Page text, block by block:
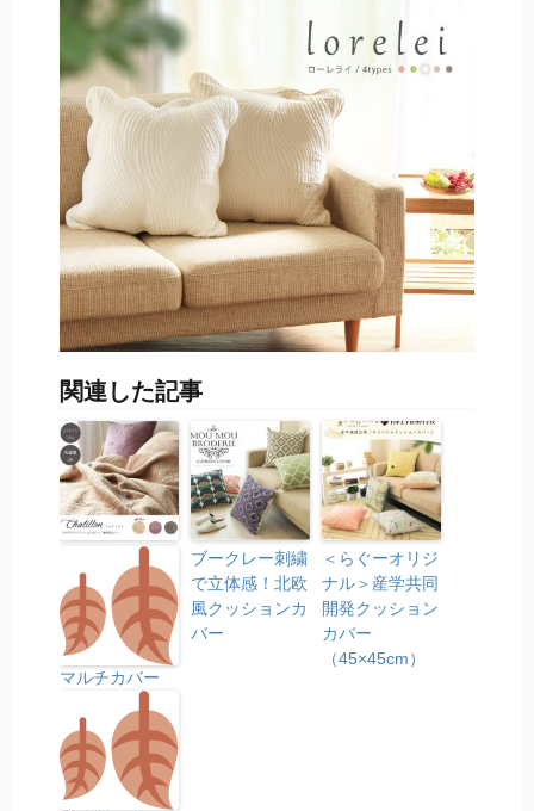
関連した記事
マルチカバー
ブークレー刺繍
で立体感！北欧
風クッションカ
バー
＜らぐーオリジ
ナル＞産学共同
開発クッション
カバー
（45×45cm）